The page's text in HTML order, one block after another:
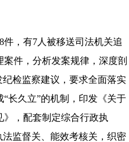
，有7人被移送司法机关追
件，分析发案规律，深度剖
检监察建议，要求全面落实
长久立”的机制，印发《关于
，配套制定综合行政执
监督关、能效考核关，织密